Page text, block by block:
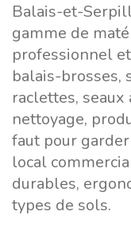
Balais-et-
gamme de
professionnel
balais-brosses,
raclettes, seaux
nettoyage,
faut pour
local
durables,
types de sols.